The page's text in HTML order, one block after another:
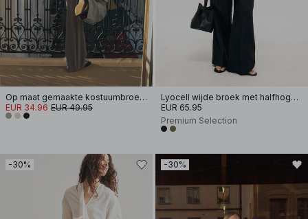
Op maat gemaakte kostuumbroek met middelhoge taille
EUR 34.96 EUR 49.95
Lyocell wijde broek met halfhoge taille
EUR 65.95
Premium Selection
-30% -30%